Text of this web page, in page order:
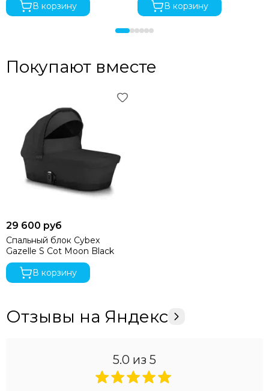
В корзину
В корзину
Покупают вместе
29 600 руб
Спальный блок Cybex
Gazelle S Cot Moon Black
В корзину
Отзывы на Яндекс
5.0 из 5